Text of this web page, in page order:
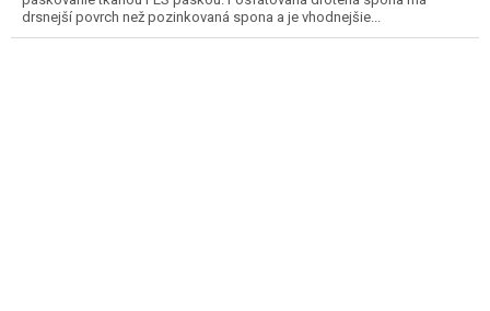
drsnejší povrch než pozinkovaná spona a je vhodnejšie...